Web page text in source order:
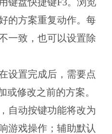
的方案重复动作。每
一致，也可以设置除
置完成后，需要点
或修改之前的方案。
自动按键功能将改为
游戏操作；辅助默认